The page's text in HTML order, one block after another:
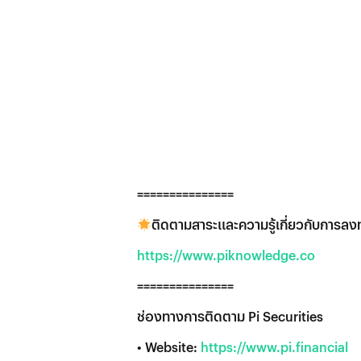
===============
ติดตามสาระและความรู้เกี่ยวกับการล
https://www.piknowledge.co
===============
ช่องทางการติดตาม Pi Securities
• Website: https://www.pi.financial